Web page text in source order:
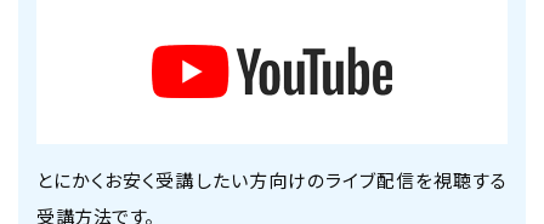
とにかくお安く受講したい方向けのライブ配信を視聴する
受講方法です。